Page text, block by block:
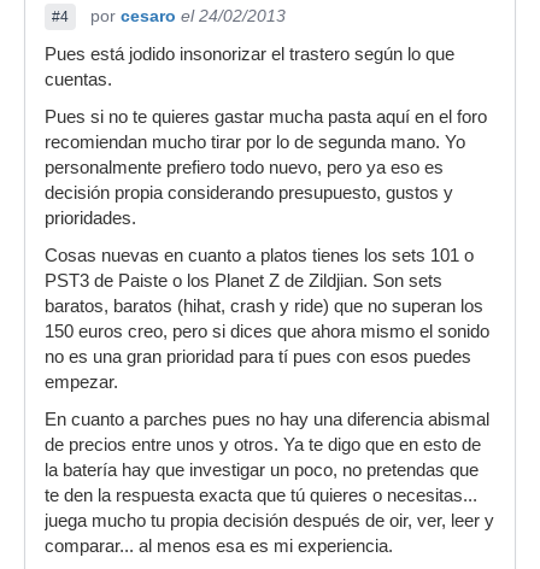
#4 por cesaro el 24/02/2013
Pues está jodido insonorizar el trastero según lo que
cuentas.
Pues si no te quieres gastar mucha pasta aquí en el foro
recomiendan mucho tirar por lo de segunda mano. Yo
personalmente prefiero todo nuevo, pero ya eso es
decisión propia considerando presupuesto, gustos y
prioridades.
Cosas nuevas en cuanto a platos tienes los sets 101 o
PST3 de Paiste o los Planet Z de Zildjian. Son sets
baratos, baratos (hihat, crash y ride) que no superan los
150 euros creo, pero si dices que ahora mismo el sonido
no es una gran prioridad para tí pues con esos puedes
empezar.
En cuanto a parches pues no hay una diferencia abismal
de precios entre unos y otros. Ya te digo que en esto de
la batería hay que investigar un poco, no pretendas que
te den la respuesta exacta que tú quieres o necesitas...
juega mucho tu propia decisión después de oir, ver, leer y
comparar... al menos esa es mi experiencia.